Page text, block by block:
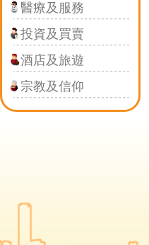
醫療及服務
投資及買賣
酒店及旅遊
宗教及信仰